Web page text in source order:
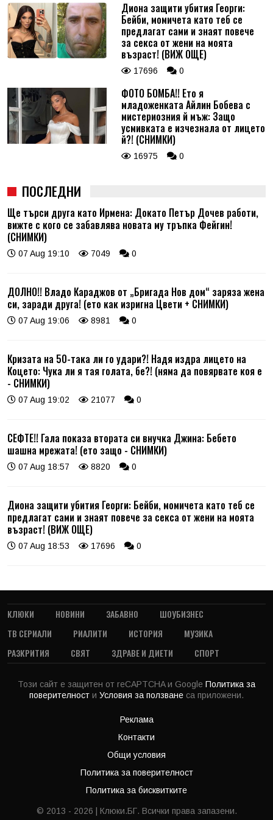
Диона защити убития Георги:
Бейби, момичета като теб се
предлагат сами и знаят повече
за секса от жени на моята
възраст! (ВИЖ ОЩЕ)
17696 0
ФОТО БОМБА!! Ето я
младоженката Айлин Бобева с
мистериозния й мъж: Защо
усмивката е изчезнала от лицето
й?! (СНИМКИ)
16975 0
ПОСЛЕДНИ
Ще търси друга като Ирмена: Докато Петър Дочев работи,
вижте с кого се забавлява новата му тръпка Фейгин!
(СНИМКИ)
07 Aug 19:10 7049 0
ДОЛНО!! Владо Караджов от „Бригада Нов дом“ заряза жена
си, заради друга! (ето как изригна Цвети + СНИМКИ)
07 Aug 19:06 8981 0
Кризата на 50-така ли го удари?! Надя издра лицето на
Коцето: Чука ли я тая голата, бе?! (няма да повярвате коя е
- СНИМКИ)
07 Aug 19:02 21077 0
СЕФТЕ!! Гала показа втората си внучка Джина: Бебето
шашна мрежата! (ето защо - СНИМКИ)
07 Aug 18:57 8820 0
Диона защити убития Георги: Бейби, момичета като теб се
предлагат сами и знаят повече за секса от жени на моята
възраст! (ВИЖ ОЩЕ)
07 Aug 18:53 17696 0
КЛЮКИ НОВИНИ ЗАБАВНО
ШОУБИЗНЕС
ТВ СЕРИАЛИ
РИАЛИТИ ИСТОРИЯ
МУЗИКА
РАЗКРИТИЯ
СВЯТ ЗДРАВЕ И ДИЕТИ СПОРТ
Този сайт е защитен от reCAPTCHA и Google Политика за
поверителност и Условия за ползване са приложени.
Реклама
Контакти
Общи условия
Политика за поверителност
Политика за бисквитките
© 2013 - 2026 | Клюки.БГ. Всички права запазени.